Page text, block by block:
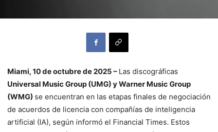
Miami, 10 de octubre de 2025 – Las discográficas
Universal Music Group (UMG) y Warner Music Group
(WMG) se encuentran en las etapas finales de negociación
de acuerdos de licencia con compañías de inteligencia
artificial (IA), según informó el Financial Times. Estos